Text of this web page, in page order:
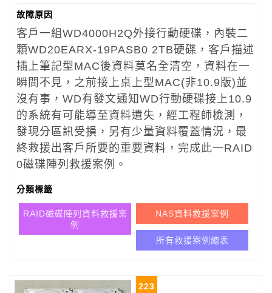
故障原因
客戶一組WD4000H2Q外接行動硬碟，內裝二
顆WD20EARX-19PASB0 2TB硬碟，客戶描述
插上筆記型MAC後資料莫名全清空，資料在一
瞬間不見，之前接上桌上型MAC(非10.9版)並
沒有事，WD有發文通知WD行動硬碟接上10.9
的系統有可能導至資料遺失，經工程師檢測，
發現分區訊受損，另有少量資料覆蓋情況，最
終救援出客戶所要的重要資料，完成此一RAID
0磁碟陣列救援案例。
分類標籤
RAID磁碟陣列資料救援案
例
NAS資料救援案例
所有救援案例總表
223